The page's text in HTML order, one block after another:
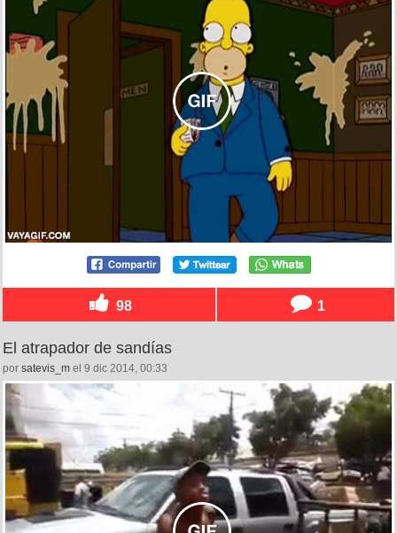
98 1
El atrapador de sandías
por satevis_m el 9 dic 2014, 00:33